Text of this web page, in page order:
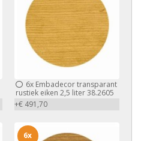
6xEmbadecor transparant
rustiek eiken 2,5 liter 38.2605
+€ 491,70
6x